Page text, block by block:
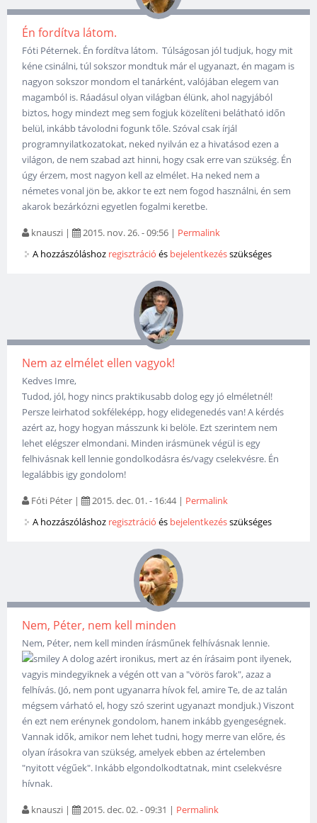
Én fordítva látom.
Fóti Péternek. Én fordítva látom. Túlságosan jól tudjuk, hogy mit
kéne csinálni, túl sokszor mondtuk már el ugyanazt, én magam is
nagyon sokszor mondom el tanárként, valójában elegem van
magamból is. Ráadásul olyan világban élünk, ahol nagyjából
biztos, hogy mindezt meg sem fogjuk közelíteni belátható időn
belül, inkább távolodni fogunk tőle. Szóval csak írjál
programnyilatkozatokat, neked nyilván ez a hivatásod ezen a
világon, de nem szabad azt hinni, hogy csak erre van szükség. Én
úgy érzem, most nagyon kell az elmélet. Ha neked nem a
németes vonal jön be, akkor te ezt nem fogod használni, én sem
akarok bezárkózni egyetlen fogalmi keretbe.
knauszi | 2015. nov. 26. - 09:56 | Permalink
A hozzászóláshoz regisztráció és bejelentkezésszükséges
Nem az elmélet ellen vagyok!
Kedves Imre,
Tudod, jól, hogy nincs praktikusabb dolog egy jó elméletnél!
Persze leirhatod sokféleképp, hogy elidegenedés van! A kérdés
azért az, hogy hogyan másszunk ki belöle. Ezt szerintem nem
lehet elégszer elmondani. Minden irásmünek végül is egy
felhivásnak kell lennie gondolkodásra és/vagy cselekvésre. Én
legalábbis igy gondolom!
Fóti Péter | 2015. dec. 01. - 16:44| Permalink
A hozzászóláshoz regisztráció és bejelentkezésszükséges
Nem, Péter, nem kell minden
Nem, Péter, nem kell minden írásműnek felhívásnak lennie.
A dolog azért ironikus, mert az én írásaim pont ilyenek,
vagyis mindegyiknek a végén ott van a "vörös farok", azaz a
felhívás. (Jó, nem pont ugyanarra hívok fel, amire Te, de az talán
mégsem várható el, hogy szó szerint ugyanazt mondjuk.) Viszont
én ezt nem erénynek gondolom, hanem inkább gyengeségnek.
Vannak idők, amikor nem lehet tudni, hogy merre van előre, és
olyan írásokra van szükség, amelyek ebben az értelemben
"nyitott végűek". Inkább elgondolkodtatnak, mint cselekvésre
hívnak.
knauszi | 2015. dec. 02. - 09:31 | Permalink